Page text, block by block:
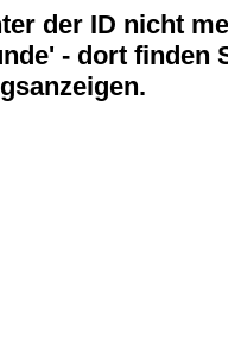
der ID nicht
- dort finden